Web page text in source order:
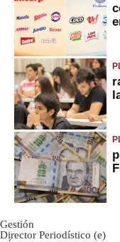
Gestión
Director Periodístico (e)